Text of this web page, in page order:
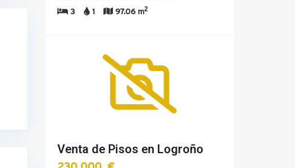
distribución del piso…
3 1 97.06 m2
Venta de Pisos en Logroño